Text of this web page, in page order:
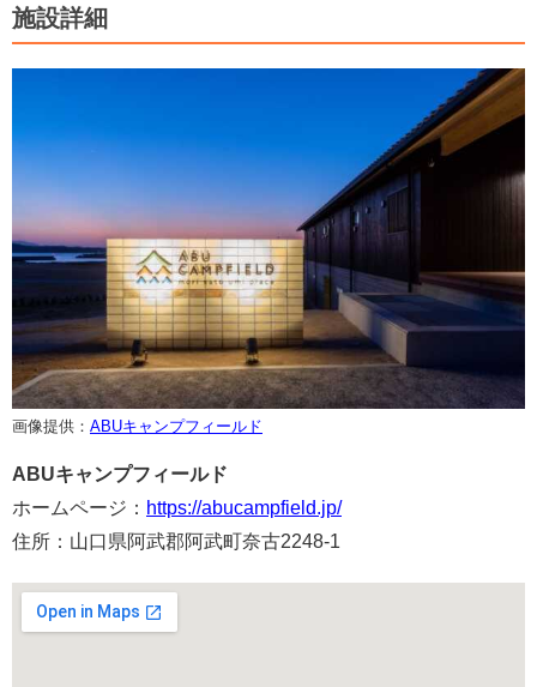
施設詳細
画像提供： ABUキャンプフィールド
ABUキャンプフィールド
ホームページ： https://abucampfield.jp/
住所：山口県阿武郡阿武町奈古2248-1